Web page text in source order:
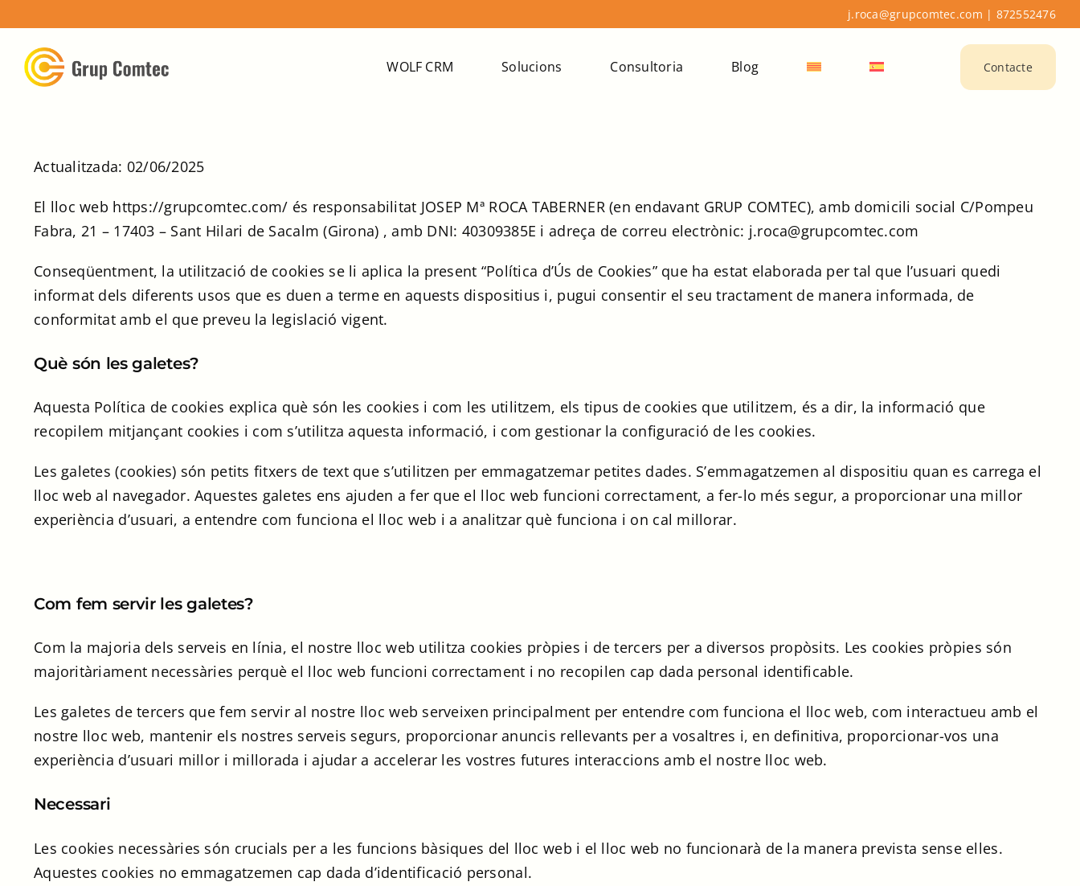
content
j.roca@grupcomtec.com | 872552476
WOLF CRM Solucions Consultoria Blog Contacte
Actualitzada: 02/06/2025
El lloc web https://grupcomtec.com/ és responsabilitat JOSEP Mª ROCA TABERNER (en endavant GRUP COMTEC), amb domicili social C/Pompeu
Fabra, 21 – 17403 – Sant Hilari de Sacalm (Girona) , amb DNI: 40309385E i adreça de correu electrònic: j.roca@grupcomtec.com
Conseqüentment, la utilització de cookies se li aplica la present “Política d’Ús de Cookies” que ha estat elaborada per tal que l’usuari quedi
informat dels diferents usos que es duen a terme en aquests dispositius i, pugui consentir el seu tractament de manera informada, de
conformitat amb el que preveu la legislació vigent.
Què són les galetes?
Aquesta Política de cookies explica què són les cookies i com les utilitzem, els tipus de cookies que utilitzem, és a dir, la informació que
recopilem mitjançant cookies i com s’utilitza aquesta informació, i com gestionar la configuració de les cookies.
Les galetes (cookies) són petits fitxers de text que s’utilitzen per emmagatzemar petites dades. S’emmagatzemen al dispositiu quan es carrega el
lloc web al navegador. Aquestes galetes ens ajuden a fer que el lloc web funcioni correctament, a fer-lo més segur, a proporcionar una millor
experiència d’usuari, a entendre com funciona el lloc web i a analitzar què funciona i on cal millorar.
Com fem servir les galetes?
Com la majoria dels serveis en línia, el nostre lloc web utilitza cookies pròpies i de tercers per a diversos propòsits. Les cookies pròpies són
majoritàriament necessàries perquè el lloc web funcioni correctament i no recopilen cap dada personal identificable.
Les galetes de tercers que fem servir al nostre lloc web serveixen principalment per entendre com funciona el lloc web, com interactueu amb el
nostre lloc web, mantenir els nostres serveis segurs, proporcionar anuncis rellevants per a vosaltres i, en definitiva, proporcionar-vos una
experiència d’usuari millor i millorada i ajudar a accelerar les vostres futures interaccions amb el nostre lloc web.
Necessari
Les cookies necessàries són crucials per a les funcions bàsiques del lloc web i el lloc web no funcionarà de la manera prevista sense elles.
Aquestes cookies no emmagatzemen cap dada d’identificació personal.